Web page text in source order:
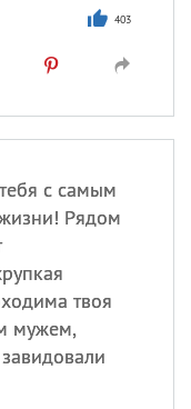
403
с самым
Рядом
твоя
мужем,